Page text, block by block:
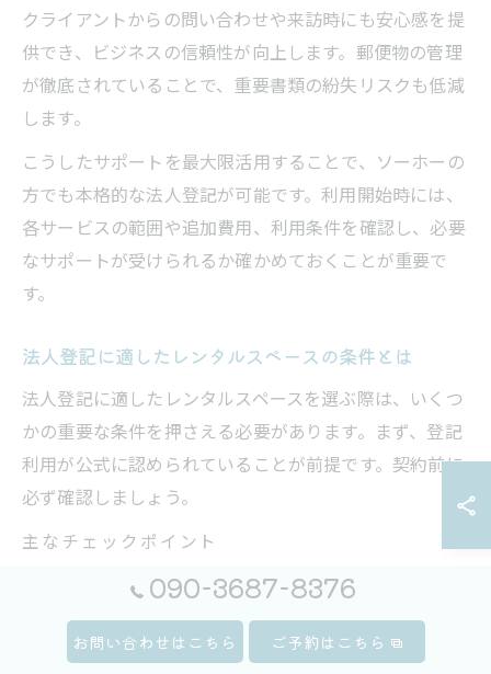
クライアントからの問い合わせや来訪時にも安心感を提
供でき、ビジネスの信頼性が向上します。郵便物の管理
が徹底されていることで、重要書類の紛失リスクも低減
します。
こうしたサポートを最大限活用することで、ソーホーの
方でも本格的な法人登記が可能です。利用開始時には、
各サービスの範囲や追加費用、利用条件を確認し、必要
なサポートが受けられるか確かめておくことが重要で
す。
法人登記に適したレンタルスペースの条件とは
法人登記に適したレンタルスペースを選ぶ際は、いくつ
かの重要な条件を押さえる必要があります。まず、登記
利用が公式に認められていることが前提です。契約前に
必ず確認しましょう。
主なチェックポイント
登記利用が明記されているか
駅近でアクセスが良いか（例：名古屋駅・金山・
栄・丸の内など）
090-3687-8376
お問い合わせはこちら ご予約はこちら